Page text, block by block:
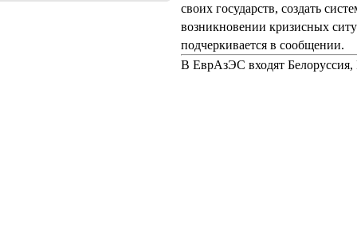
своих государств, создать
возникновении кризисных
подчеркивается в сообщении.
В ЕврАзЭС входят Белоруссия,